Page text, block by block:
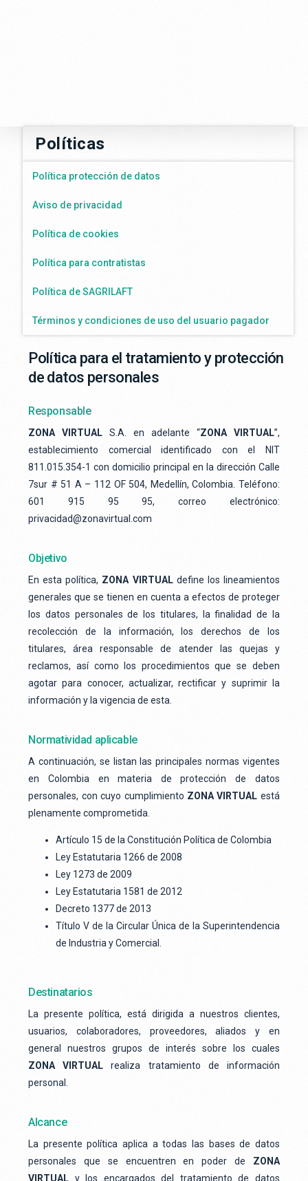
Políticas
Política protección de datos
Aviso de privacidad
Política de cookies
Política para contratistas
Política de SAGRILAFT
Términos y condiciones de uso del usuario pagador
Política para el tratamiento y protección
de datos personales
Responsable
ZONA VIRTUAL S.A. en adelante “ZONA VIRTUAL”,
establecimiento comercial identificado con el NIT
811.015.354-1 con domicilio principal en la dirección Calle
7sur # 51 A – 112 OF 504, Medellín, Colombia. Teléfono:
601 915 95 95, correo electrónico:
privacidad@zonavirtual.com
Objetivo
En esta política, ZONA VIRTUALdefine los lineamientos
generales que se tienen en cuenta a efectos de proteger
los datos personales de los titulares, la finalidad de la
recolección de la información, los derechos de los
titulares, área responsable de atender las quejas y
reclamos, así como los procedimientos que se deben
agotar para conocer, actualizar, rectificar y suprimir la
información y la vigencia de esta.
Normatividad aplicable
A continuación, se listan las principales normas vigentes
en Colombia en materia de protección de datos
personales, con cuyo cumplimiento ZONA VIRTUAL está
plenamente comprometida.
Artículo 15 de la Constitución Política de Colombia
Ley Estatutaria 1266 de 2008
Ley 1273 de 2009
Ley Estatutaria 1581 de 2012
Decreto 1377 de 2013
Título V de la Circular Única de la Superintendencia
de Industria y Comercial.
Destinatarios
La presente política, está dirigida a nuestros clientes,
usuarios, colaboradores, proveedores, aliados y en
general nuestros grupos de interés sobre los cuales
ZONA VIRTUAL realiza tratamiento de información
personal.
Alcance
La presente política aplica a todas las bases de datos
personales que se encuentren en poder de ZONA
VIRTUAL y los encargados del tratamiento de datos